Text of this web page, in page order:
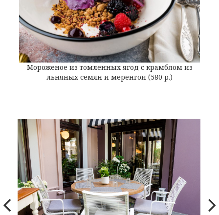
Мороженое из томленных ягод с крамблом из
льняных семян и меренгой (580 р.)